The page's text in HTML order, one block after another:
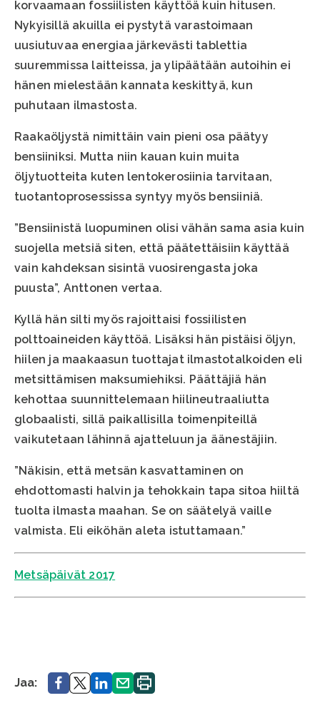
korvaamaan fossiilisten käyttöä kuin hitusen.
Nykyisillä akuilla ei pystytä varastoimaan
uusiutuvaa energiaa järkevästi tablettia
suuremmissa laitteissa, ja ylipäätään autoihin ei
hänen mielestään kannata keskittyä, kun
puhutaan ilmastosta.
Raakaöljystä nimittäin vain pieni osa päätyy
bensiiniksi. Mutta niin kauan kuin muita
öljytuotteita kuten lentokerosiinia tarvitaan,
tuotantoprosessissa syntyy myös bensiiniä.
”Bensiinistä luopuminen olisi vähän sama asia kuin
suojella metsiä siten, että päätettäisiin käyttää
vain kahdeksan sisintä vuosirengasta joka
puusta”, Anttonen vertaa.
Kyllä hän silti myös rajoittaisi fossiilisten
polttoaineiden käyttöä. Lisäksi hän pistäisi öljyn,
hiilen ja maakaasun tuottajat ilmastotalkoiden eli
metsittämisen maksumiehiksi. Päättäjiä hän
kehottaa suunnittelemaan hiilineutraaliutta
globaalisti, sillä paikallisilla toimenpiteillä
vaikutetaan lähinnä ajatteluun ja äänestäjiin.
”Näkisin, että metsän kasvattaminen on
ehdottomasti halvin ja tehokkain tapa sitoa hiiltä
tuolta ilmasta maahan. Se on säätelyä vaille
valmista. Eli eiköhän aleta istuttamaan.”
Metsäpäivät 2017
Jaa: Jaa. Jaa.Jaa. Jaa. Tulosta
sivu.